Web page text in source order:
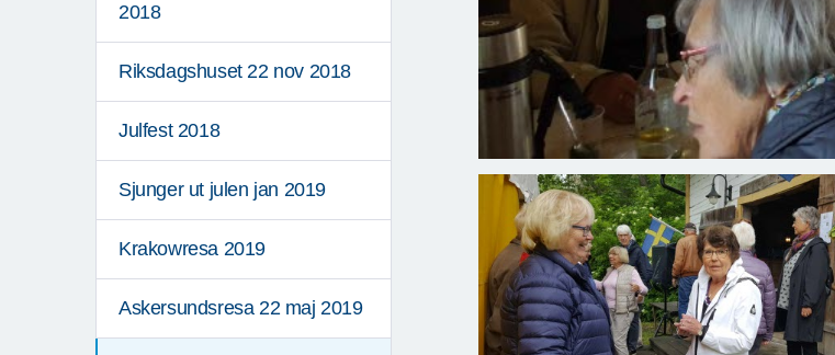
2018
Riksdagshuset 22 nov 2018
Julfest 2018
Sjunger ut julen jan 2019
Krakowresa 2019
Askersundsresa 22 maj 2019